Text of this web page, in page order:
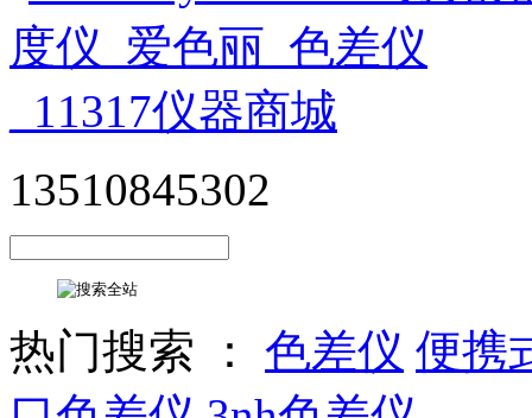
13510845302
热门搜索 ： 色差仪 便携